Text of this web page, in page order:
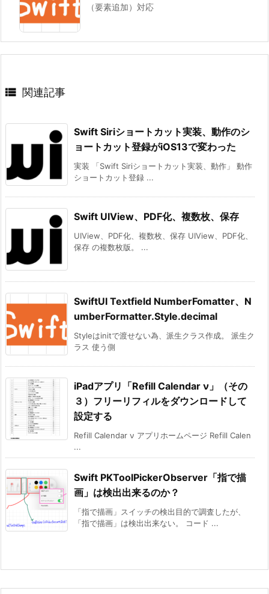
（要素追加）対応
 関連記事
Swift Siriショートカット実装、動作のシ
ョートカット登録がiOS13で変わった
実装 「Swift Siriショートカット実装、動作」 動作
ショートカット登録 ...
Swift UIView、PDF化、複数枚、保存
UIView、PDF化、複数枚、保存 UIView、PDF化、
保存 の複数枚版。 ...
SwiftUI Textfield NumberFomatter、N
umberFormatter.Style.decimal
Styleはinitで渡せない為、派生クラス作成。 派生ク
ラス 使う側
iPadアプリ「Refill Calendar ν」（その
３）フリーリフィルをダウンロードして
設定する
Refill Calendar ν アプリホームページ Refill Calen
...
Swift PKToolPickerObserver「指で描
画」は検出出来るのか？
「指で描画」スイッチの検出目的で調査したが、
「指で描画」は検出出来ない。 コード ...